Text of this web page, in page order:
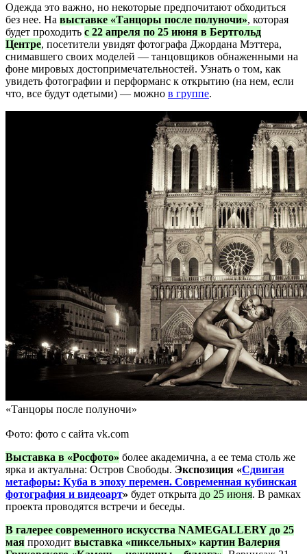
Одежда это важно, но некоторые предпочитают обходиться
без нее. На выставке «Танцоры после полуночи», которая
будет проходить с 22 апреля по 25 июня в Бертгольд
Центре, посетители увидят фотографа Джордана Мэттера,
снимавшего своих моделей — танцовщиков обнаженными на
фоне мировых достопримечательностей. Узнать о том, как
увидеть фотографии и перформанс к открытию (на нем, если
что, все будут одетыми) — можно в группе.
«Танцоры после полуночи»
Фото: фото с сайта vk.com
Выставка в «Росфото» более академична, а ее тема столь же
ярка и актуальна: Остров Свободы. Экспозиция «Сдвигая
метафоры: Куба в эпоху перемен. Современная кубинская
фотография и видеоарт» будет открыта до 25 июня. В рамках
проекта проводятся встречи и беседы.
В галерее современного искусства NAMEGALLERY до 25
мая проходит выставка «пиксельных» картин Валерия